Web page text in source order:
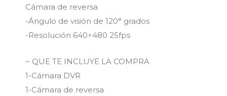
Cámara de reversa
-Ángulo de visión de 120° grados
-Resolución 640×480 25fps
~ QUE TE INCLUYE LA COMPRA
1-Cámara DVR
1-Cámara de reversa